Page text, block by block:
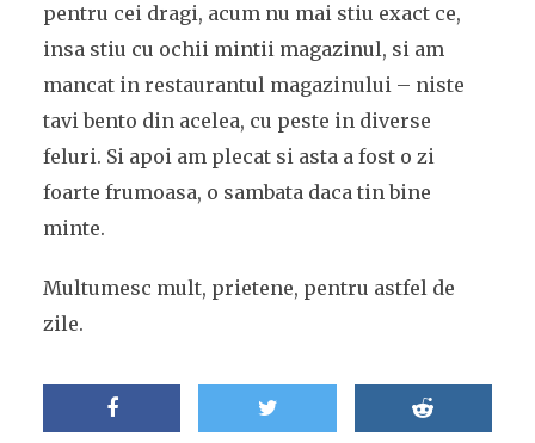
pentru cei dragi, acum nu mai stiu exact ce,
insa stiu cu ochii mintii magazinul, si am
mancat in restaurantul magazinului – niste
tavi bento din acelea, cu peste in diverse
feluri. Si apoi am plecat si asta a fost o zi
foarte frumoasa, o sambata daca tin bine
minte.
Multumesc mult, prietene, pentru astfel de
zile.